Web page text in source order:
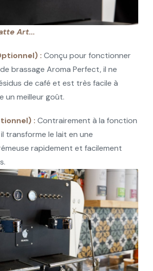
Art...
: Conçu pour fonctionner
brassage Aroma Perfect, il ne
de café et est très facile à
un meilleur goût.
: Contrairement à la fonction
transforme le lait en une
rapidement et facilement